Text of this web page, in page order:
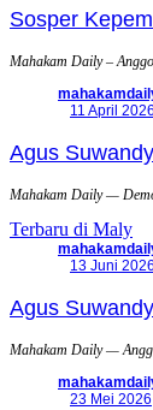
Sosper
Mahakam Daily –
11 April 2026
Agus
Mahakam Daily —
Terbaru di Maly
13 Juni 2026
Agus
Mahakam Daily —
23 Mei 2026